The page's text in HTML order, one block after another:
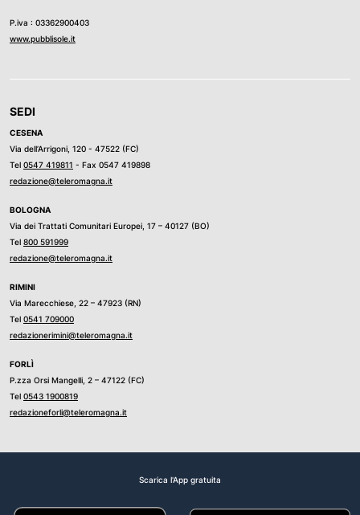
P.iva : 03362900403
www.pubblisole.it
SEDI
CESENA
Via dell’Arrigoni, 120 - 47522 (FC)
Tel 0547 419811 - Fax 0547 419898
redazione@teleromagna.it
BOLOGNA
Via dei Trattati Comunitari Europei, 17 – 40127 (BO)
Tel 800 591999
redazione@teleromagna.it
RIMINI
Via Marecchiese, 22 – 47923 (RN)
Tel 0541 709000
redazionerimini@teleromagna.it
FORLÌ
P.zza Orsi Mangelli, 2 – 47122 (FC)
Tel 0543 1900819
redazioneforli@teleromagna.it
Scarica l'App gratuita